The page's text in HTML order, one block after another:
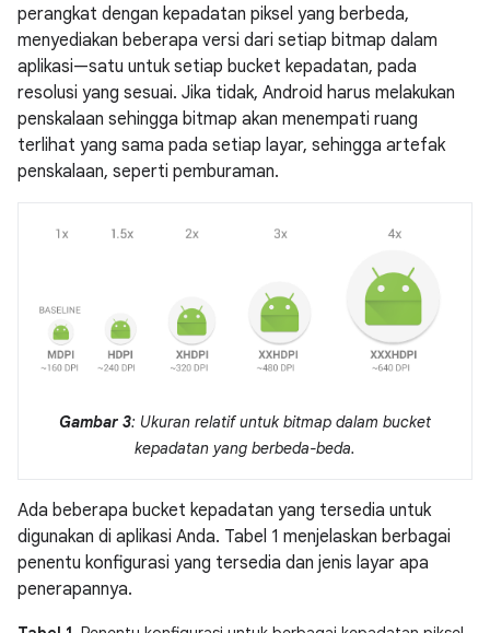
perangkat dengan kepadatan piksel yang berbeda,
menyediakan beberapa versi dari setiap bitmap dalam
aplikasi—satu untuk setiap bucket kepadatan, pada
resolusi yang sesuai. Jika tidak, Android harus melakukan
penskalaan sehingga bitmap akan menempati ruang
terlihat yang sama pada setiap layar, sehingga artefak
penskalaan, seperti pemburaman.
Gambar 3: Ukuran relatif untuk bitmap dalam bucket
kepadatan yang berbeda-beda.
Ada beberapa bucket kepadatan yang tersedia untuk
digunakan di aplikasi Anda. Tabel 1 menjelaskan berbagai
penentu konfigurasi yang tersedia dan jenis layar apa
penerapannya.